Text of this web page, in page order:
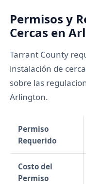
Permisos y
Cercas en
Tarrant County
instalación de
sobre las
Arlington.
Permiso
Requerido
Costo del
Permiso